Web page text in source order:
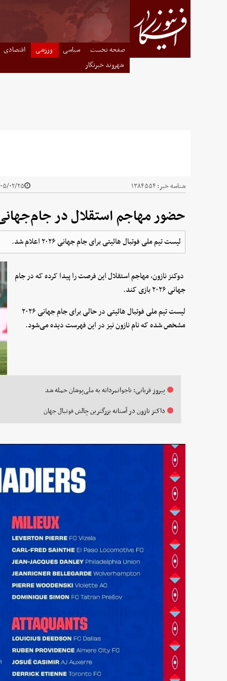
صفحه نخست سیاسی ورزشی
اقتصادی
شهروند خبرنگار
شناسه خبر:۱۳۸۴۵۵۴ ۱۴۰۵/۰۲/۲۵ -
حضور مهاجم استقلال در
لیست تیم ملی فوتبال هائیتی برای جام جهانی ۲۰۲۶ اعلام شد.
دوکنز نازون، مهاجم استقلال این فرصت را پیدا کرده که در جام
جهانی ۲۰۲۶ بازی کند.
لیست تیم ملی فوتبال هائیتی در حالی برای جام جهانی ٢٠٢۶
مشخص شده که نام نازون نیز در این فهرست دیده می‌شود.
پیروز قربانی: ناجوانمردانه به ملی‌پوشان حمله شد
داکنز نازون در آستانه بزرگترین چالش فوتبال جهان